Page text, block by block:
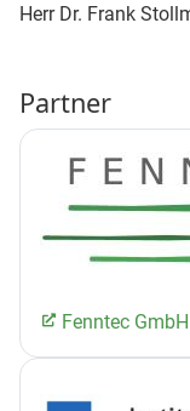
Herr Dr. Frank
Partner
Fenntec GmbH